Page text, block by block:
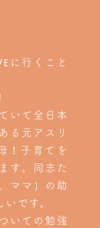
に行くこと
いて全日本
る元アスリ
！子育てを
す。同志た
ママ）の助
です。
いての勉強